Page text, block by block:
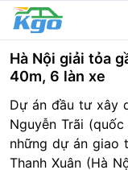
Hà Nội giải tỏa
40m, 6 làn xe
Dự án đầu tư xây
Nguyễn Trãi
những dự án giao
Thanh Xuân (Hà